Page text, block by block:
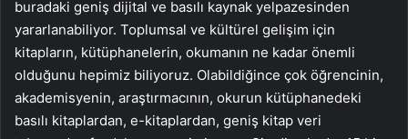
buradaki geniş dijital ve basılı kaynak yelpazesinden
yararlanabiliyor. Toplumsal ve kültürel gelişim için
kitapların, kütüphanelerin, okumanın ne kadar önemli
olduğunu hepimiz biliyoruz. Olabildiğince çok öğrencinin,
akademisyenin, araştırmacının, okurun kütüphanedeki
basılı kitaplardan, e-kitaplardan, geniş kitap veri